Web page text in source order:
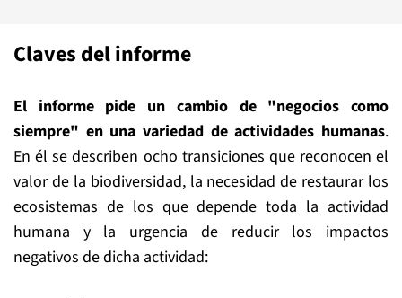
Claves del informe
El informe pide un cambio de "negocios como
siempre" en una variedad de actividades humanas.
En él se describen ocho transiciones que reconocen el
valor de la biodiversidad, la necesidad de restaurar los
ecosistemas de los que depende toda la actividad
humana y la urgencia de reducir los impactos
negativos de dicha actividad: